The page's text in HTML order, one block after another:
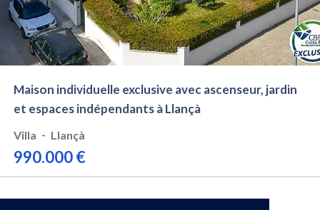
Maison individuelle exclusive avec ascenseur, jardin
et espaces indépendants à Llançà
Villa - Llançà
990.000 €